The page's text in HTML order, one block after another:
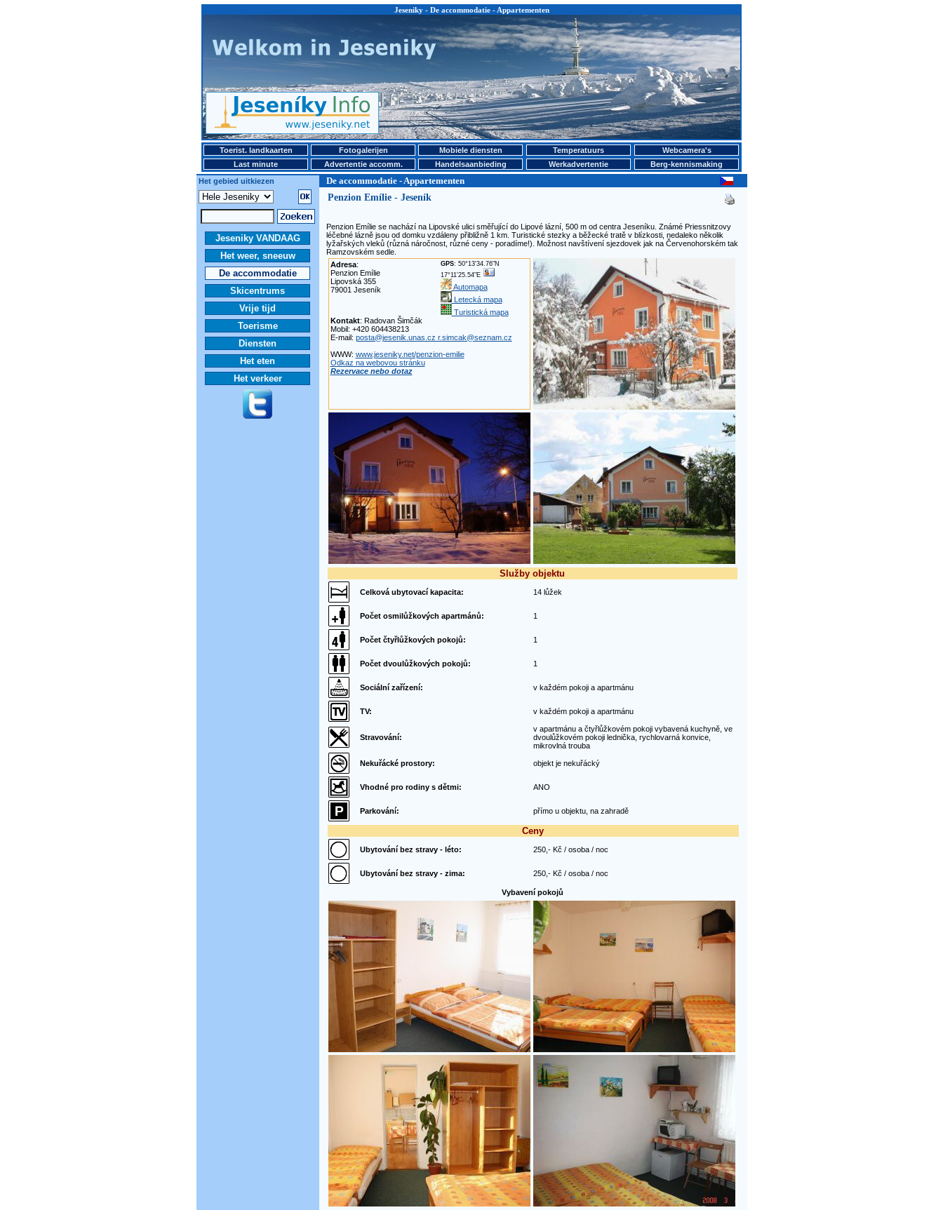
Jeseniky - De accommodatie - Appartementen
Toerist. landkaarten Fotogalerijen Mobiele diensten Temperatuurs
Webcamera's
Last minute
Advertentie accomm. Handelsaanbieding Werkadvertentie
Berg-kennismaking
Het gebied uitkiezen
De accommodatie - Appartementen
Jeseniky VANDAAG
Het weer, sneeuw
De accommodatie
Skicentrums
Vrije tijd
Toerisme
Diensten
Het eten
Het verkeer
Penzion Emílie - Jeseník
Penzion Emílie se nachází na Lipovské ulici směřující do Lipové lázní, 500 m od centra Jeseníku. Známé Priessnitzovy
léčebné lázně jsou od domku vzdáleny přibližně 1 km. Turistické stezky a běžecké tratě v blízkosti, nedaleko několik
lyžařských vleků (různá náročnost, různé ceny - poradíme!). Možnost navštívení sjezdovek jak na Červenohorském tak
Ramzovském sedle.
Adresa:
Penzion Emílie
Lipovská 355
79001 Jeseník
GPS: 50°13'34.76"N
17°11'25.54"E
Automapa
Letecká mapa
Turistická mapa
Kontakt: Radovan Šimčák
Mobil: +420 604438213
E-mail: posta@jesenik.unas.cz r.simcak@seznam.cz
WWW: www.jeseniky.net/penzion-emilie
Odkaz na webovou stránku
Rezervace nebo dotaz
Služby objektu
Celková ubytovací kapacita: 14 lůžek
Počet osmilůžkových apartmánů: 1
Počet čtyřlůžkových pokojů: 1
Počet dvoulůžkových pokojů: 1
Sociální zařízení: v každém pokoji a apartmánu
TV: v každém pokoji a apartmánu
Stravování:
v apartmánu a čtyřlůžkovém pokoji vybavená kuchyně, ve
dvoulůžkovém pokoji lednička, rychlovarná konvice,
mikrovlná trouba
Nekuřácké prostory: objekt je nekuřácký
Vhodné pro rodiny s dětmi: ANO
Parkování: přímo u objektu, na zahradě
Ceny
Ubytování bez stravy - léto: 250,- Kč / osoba / noc
Ubytování bez stravy - zima: 250,- Kč / osoba / noc
Vybavení pokojů